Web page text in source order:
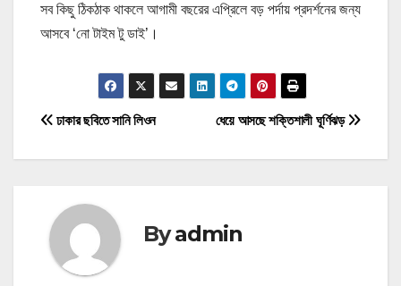
সব কিছু ঠিকঠাক থাকলে আগামী বছরের এপ্রিলে বড় পর্দায় প্রদর্শনের জন্য
আসবে ‘নো টাইম টু ডাই’।
P
o
t
n
ধেয়ে আসছে শক্তিশালী ঘূর্ণিঝড়
ঢাকার ছবিতে সানি লিওন
Byadmin